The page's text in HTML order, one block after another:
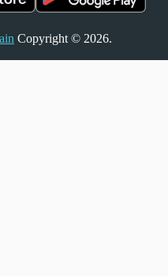
Copyright © 2026.